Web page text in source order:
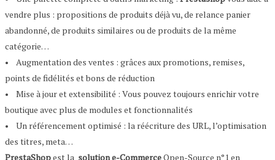
vendre plus : propositions de produits déjà vu, de relance panier
abandonné, de produits similaires ou de produits de la même
catégorie…
• Augmentation des ventes : grâces aux promotions, remises,
points de fidélités et bons de réduction
• Mise à jour et extensibilité : Vous pouvez toujours enrichir votre
boutique avec plus de modules et fonctionnalités
• Un référencement optimisé : la réécriture des URL, l’optimisation
des titres, meta…
PrestaShopest la solution e-CommerceOpen-Source n°1 en